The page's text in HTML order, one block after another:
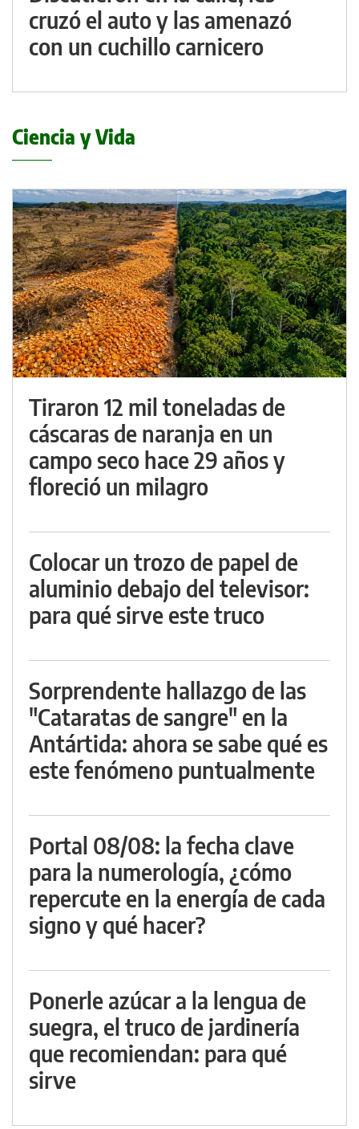
cruzó el auto y las amenazó
con un cuchillo carnicero
Ciencia y Vida
Tiraron 12 mil toneladas de
cáscaras de naranja en un
campo seco hace 29 años y
floreció un milagro
Colocar un trozo de papel de
aluminio debajo del televisor:
para qué sirve este truco
Sorprendente hallazgo de las
"Cataratas de sangre" en la
Antártida: ahora se sabe qué es
este fenómeno puntualmente
Portal 08/08: la fecha clave
para la numerología, ¿cómo
repercute en la energía de cada
signo y qué hacer?
Ponerle azúcar a la lengua de
suegra, el truco de jardinería
que recomiendan: para qué
sirve